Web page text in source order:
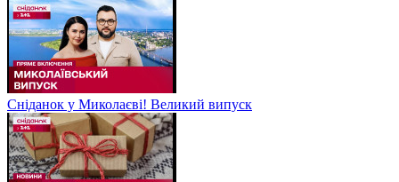
Сніданок у Миколаєві! Великий випуск